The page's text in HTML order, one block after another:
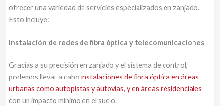
ofrecer una variedad de servicios especializados en zanjado.
Esto incluye:
Instalación de redes de fibra óptica y telecomunicaciones
Gracias a su precisión en zanjado y el sistema de control,
podemos llevar a cabo instalaciones de fibra óptica en áreas
urbanas como autopistas y autovías, y en áreas residenciales
con un impacto mínimo en el suelo.